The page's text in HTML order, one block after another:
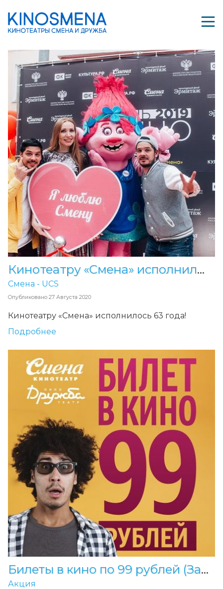
Кинотеатру «Смена» исполнилось 63 года!
Опубликовано 27 Августа 2020
Смена - UCS
Кинотеатру «Смена» исполнилось 63 года!
Подробнее
Билеты в кино по 99 рублей (Завершена)
Акция